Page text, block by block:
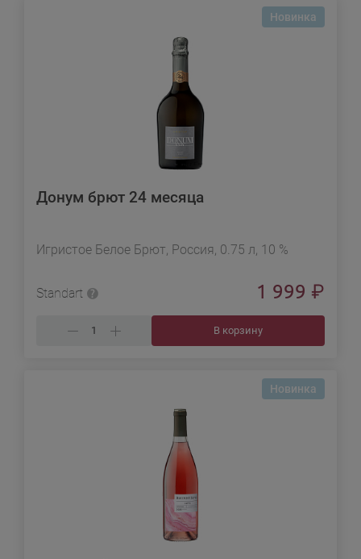
Новинка
Донум брют 24 месяца
Игристое Белое Брют, Россия, 0.75 л, 10 %
Standart 1 999 ₽
В корзину
Новинка